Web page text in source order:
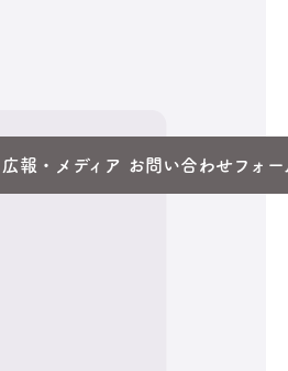
広報・メディア お問い合わせフォー